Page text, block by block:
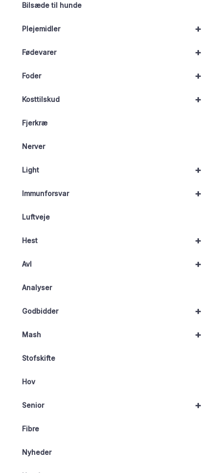
Bilsæde til hunde
+
Plejemidler
+
Fødevarer
+
Foder
+
Kosttilskud
Fjerkræ
Nerver
+
Light
+
Immunforsvar
Luftveje
+
Hest
+
Avl
Analyser
+
Godbidder
+
Mash
Stofskifte
Hov
+
Senior
Fibre
Nyheder